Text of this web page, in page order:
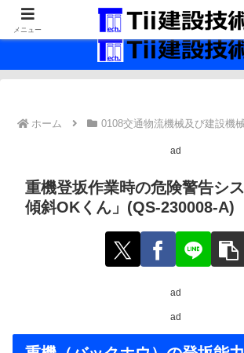
最新の建設技術の情報インフラ
ホーム 0108交通物流機械及び建設機
ad
重機登坂作業時の危険警告シ
傾斜OKくん」(QS-230008-A)
ad
ad
メニュー